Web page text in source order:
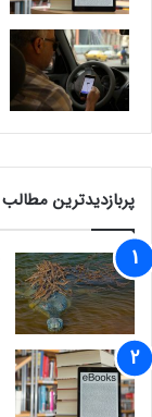
پربازدیدترین مطالب